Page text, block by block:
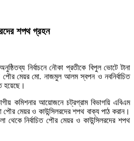
শপথ গ্রহন
নির্বাচনে নৌকা প্রতীকে বিপুল ভোটে টানা
পৌর মেয়র মো. নাজমুল আলম স্বপন ও নবনির্বাচিত
হয়েছে।
কমিশনার আয়োজনে চট্রগ্রাম বিভাগয়ি এবিএম
পৌর মেয়র ও কাউন্সিলরদের শপথ বাক্য পাঠ করান।
নির্বাচিত পৌর মেয়র ও কাউন্সিলরদের শপথ